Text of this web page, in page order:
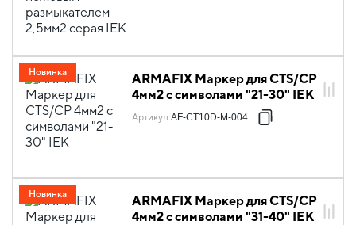
ARMAFIX Маркер для CTS/CP
4мм2 с символами "21-30" IEK
Артикул:AF-CT10D-M-004-03
Новинка
ARMAFIX Маркер для CTS/CP
4мм2 с символами "31-40" IEK
Новинка